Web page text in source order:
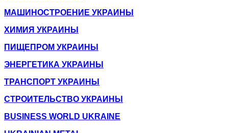
МАШИНОСТРОЕНИЕ УКРАИНЫ
ХИМИЯ УКРАИНЫ
ПИЩЕПРОМ УКРАИНЫ
ЭНЕРГЕТИКА УКРАИНЫ
ТРАНСПОРТ УКРАИНЫ
СТРОИТЕЛЬСТВО УКРАИНЫ
BUSINESS WORLD UKRAINE